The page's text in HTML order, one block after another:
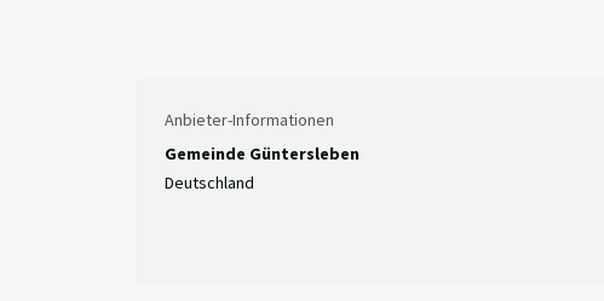
Anbieter-Informationen
Gemeinde Güntersleben
Deutschland